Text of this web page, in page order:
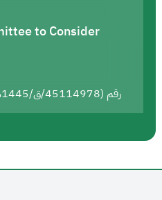
to Consider
رقم (45114978/ق/1445هـ) وتاريخ (18/09/1445هـ)